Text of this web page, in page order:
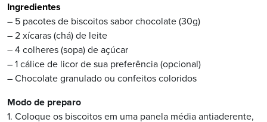
Ingredientes
– 5 pacotes de biscoitos sabor chocolate (30g)
– 2 xícaras (chá) de leite
– 4 colheres (sopa) de açúcar
– 1 cálice de licor de sua preferência (opcional)
– Chocolate granulado ou confeitos coloridos
Modo de preparo
1. Coloque os biscoitos em uma panela média antiaderente,